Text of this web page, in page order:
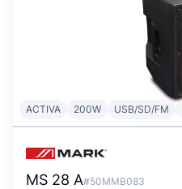
ACTIVA 200W USB/SD/FM
MS 28 A#50MMB083